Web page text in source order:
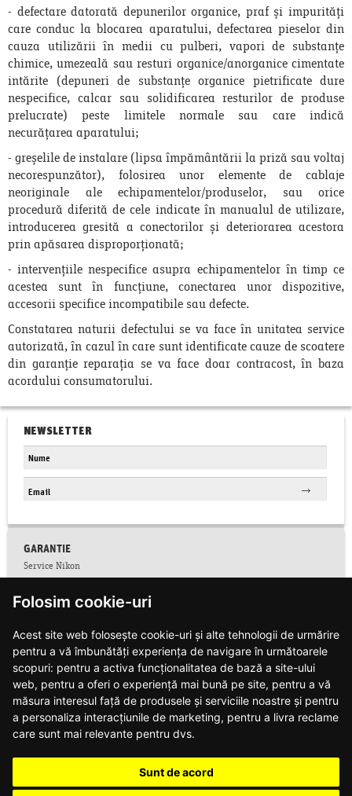
Folosim cookie-uri
Acest site web folosește cookie-uri și alte tehnologii de urmărire
pentru a vă îmbunătăți experiența de navigare în următoarele
scopuri: pentru a activa funcționalitatea de bază a site-ului
web, pentru a oferi o experiență mai bună pe site, pentru a vă
măsura interesul față de produsele și serviciile noastre și pentru
a personaliza interacțiunile de marketing, pentru a livra reclame
care sunt mai relevante pentru dvs.
Sunt de acord
- defectare datorată depunerilor organice, praf și impurități
care conduc la blocarea aparatului, defectarea pieselor din
cauza utilizării în medii cu pulberi, vapori de substanțe
chimice, umezeală sau resturi organice/anorganice cimentate
intărite (depuneri de substanțe organice pietrificate dure
nespecifice, calcar sau solidificarea resturilor de produse
prelucrate) peste limitele normale sau care indică
necurățarea aparatului;
- greșelile de instalare (lipsa împământării la priză sau voltaj
necorespunzător), folosirea unor elemente de cablaje
neoriginale ale echipamentelor/produselor, sau orice
procedură diferită de cele indicate în manualul de utilizare,
introducerea gresită a conectorilor și deteriorarea acestora
prin apăsarea disproporționată;
- intervențiile nespecifice asupra echipamentelor în timp ce
acestea sunt în funcțiune, conectarea unor dispozitive,
accesorii specifice incompatibile sau defecte.
Constatarea naturii defectului se va face în unitatea service
autorizată, în cazul în care sunt identificate cauze de scoatere
din garanție reparația se va face doar contracost, în baza
acordului consumatorului.
NEWSLETTER
GARANTIE
Service Nikon
Conditii service Nikon
Facebook
Conditii de garantie
Contact
Informatii siguranta produse
Modalitati de plata si livrare
Notificari web push
Politica de confidentialitate
Politica de utilizare cookie-uri
Regulament campanie Nikon
Regulament campanie Nikon Z8